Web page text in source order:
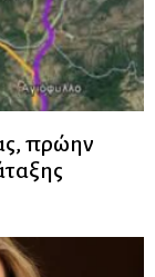
πρώην